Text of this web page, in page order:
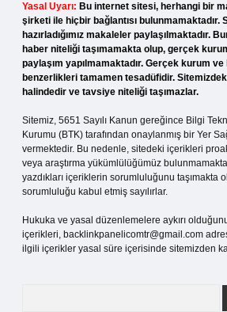
Yasal Uyarı: Bu internet sitesi, herhangi bir
şirketi ile hiçbir bağlantısı bulunmamaktadır.
hazırladığımız makaleler paylaşılmaktadır.
haber niteliği taşımamakta olup, gerçek
paylaşım yapılmamaktadır. Gerçek kurum
benzerlikleri tamamen tesadüfidir.
halindedir ve tavsiye niteliği taşımazlar.
Sitemiz, 5651 Sayılı Kanun gereğince Bilgi
Kurumu (BTK) tarafından onaylanmış bir Yer
vermektedir. Bu nedenle, sitedeki içerikleri
veya araştırma yükümlülüğümüz
yazdıkları içeriklerin sorumluluğunu taşımakta
sorumluluğu kabul etmiş sayılırlar.
Hukuka ve yasal düzenlemelere aykırı
içerikleri, backlinkpanelicomtr@gmail.com
ilgili içerikler yasal süre içerisinde sitemizden